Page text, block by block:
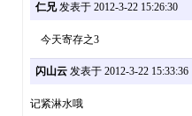
仁兄发表于 2012-3-22 15:26:30
今天寄存之3
闪山云发表于 2012-3-22 15:33:36
记紧淋水哦